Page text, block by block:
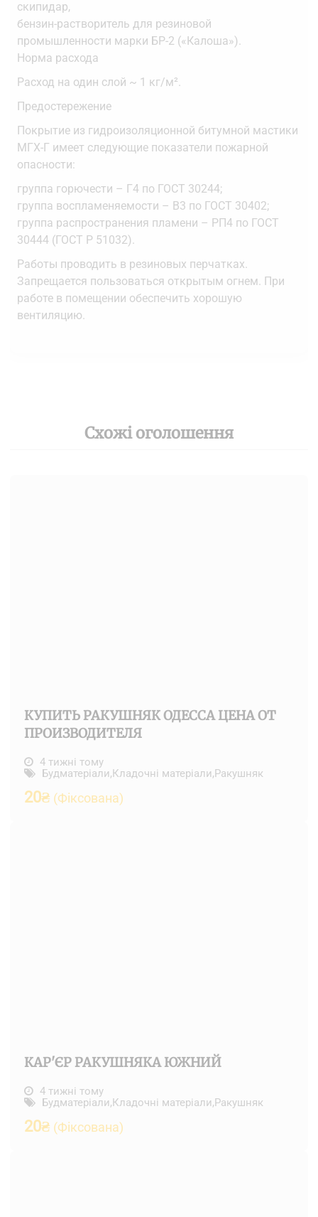
скипидар,
бензин-растворитель для резиновой
промышленности марки БР-2 («Калоша»).
Норма расхода
Расход на один слой ~ 1 кг/м².
Предостережение
Покрытие из гидроизоляционной битумной мастики
МГХ-Г имеет следующие показатели пожарной
опасности:
группа горючести – Г4 по ГОСТ 30244;
группа воспламеняемости – В3 по ГОСТ 30402;
группа распространения пламени – РП4 по ГОСТ
30444 (ГОСТ Р 51032).
Работы проводить в резиновых перчатках.
Запрещается пользоваться открытым огнем. При
работе в помещении обеспечить хорошую
вентиляцию.
Схожі оголошення
КУПИТЬ РАКУШНЯК ОДЕССА ЦЕНА ОТ
ПРОИЗВОДИТЕЛЯ
4 тижні тому
Будматеріали,Кладочні матеріали,Ракушняк
20₴ (Фіксована)
КАР'ЄР РАКУШНЯКА ЮЖНИЙ
4 тижні тому
Будматеріали,Кладочні матеріали,Ракушняк
20₴ (Фіксована)